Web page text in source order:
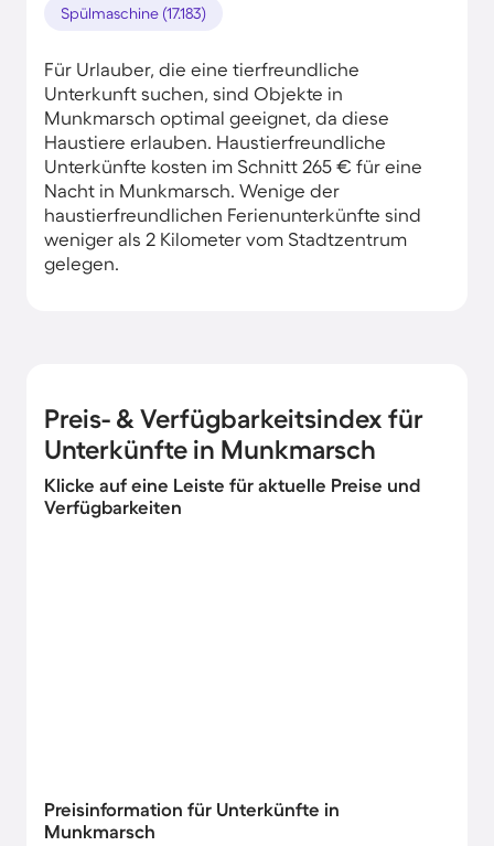
Spülmaschine (17.183)
Für Urlauber, die eine tierfreundliche
Unterkunft suchen, sind Objekte in
Munkmarsch optimal geeignet, da diese
Haustiere erlauben. Haustierfreundliche
Unterkünfte kosten im Schnitt 265 € für eine
Nacht in Munkmarsch. Wenige der
haustierfreundlichen Ferienunterkünfte sind
weniger als 2 Kilometer vom Stadtzentrum
gelegen.
Preis- & Verfügbarkeitsindex für
Unterkünfte in Munkmarsch
Klicke auf eine Leiste für aktuelle Preise und
Verfügbarkeiten
Preisinformation für Unterkünfte in
Munkmarsch